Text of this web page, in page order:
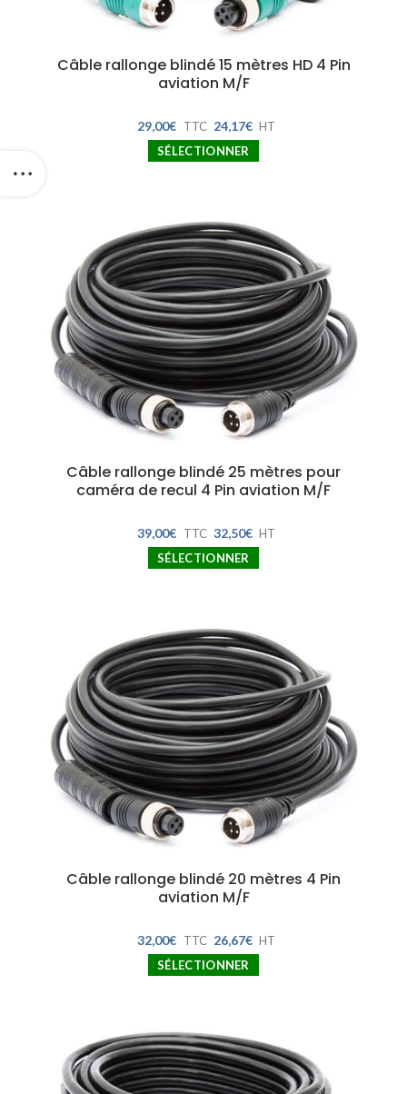
Câble rallonge blindé 15 mètres HD 4 Pin
aviation M/F
29,00€ TTC 24,17€ HT
SÉLECTIONNER
Câble rallonge blindé 25 mètres pour
caméra de recul 4 Pin aviation M/F
39,00€ TTC 32,50€ HT
SÉLECTIONNER
Câble rallonge blindé 20 mètres 4 Pin
aviation M/F
32,00€ TTC 26,67€ HT
SÉLECTIONNER